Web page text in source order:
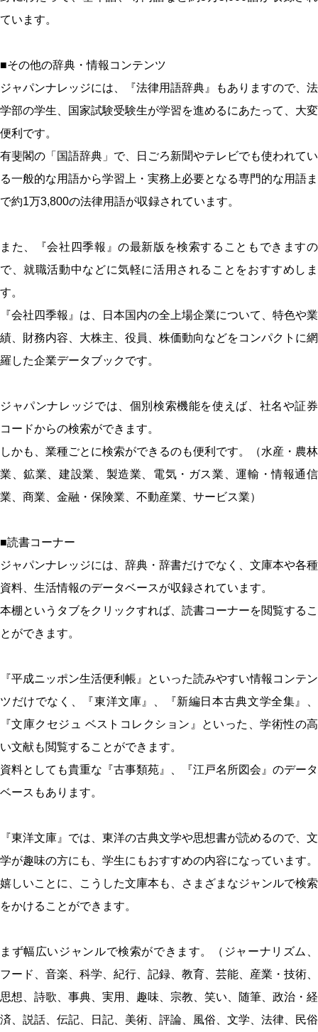
ています。
■その他の辞典・情報コンテンツ
ジャパンナレッジには、『法律用語辞典』もありますので、法
学部の学生、国家試験受験生が学習を進めるにあたって、大変
便利です。
有斐閣の「国語辞典」で、日ごろ新聞やテレビでも使われてい
る一般的な用語から学習上・実務上必要となる専門的な用語ま
で約1万3,800の法律用語が収録されています。
また、『会社四季報』の最新版を検索することもできますの
で、就職活動中などに気軽に活用されることをおすすめしま
す。
『会社四季報』は、日本国内の全上場企業について、特色や業
績、財務内容、大株主、役員、株価動向などをコンパクトに網
羅した企業データブックです。
ジャパンナレッジでは、個別検索機能を使えば、社名や証券
コードからの検索ができます。
しかも、業種ごとに検索ができるのも便利です。（水産・農林
業、鉱業、建設業、製造業、電気・ガス業、運輸・情報通信
業、商業、金融・保険業、不動産業、サービス業）
■読書コーナー
ジャパンナレッジには、辞典・辞書だけでなく、文庫本や各種
資料、生活情報のデータベースが収録されています。
本棚というタブをクリックすれば、読書コーナーを閲覧するこ
とができます。
『平成ニッポン生活便利帳』といった読みやすい情報コンテン
ツだけでなく、『東洋文庫』、『新編日本古典文学全集』、
『文庫クセジュ ベストコレクション』といった、学術性の高
い文献も閲覧することができます。
資料としても貴重な『古事類苑』、『江戸名所図会』のデータ
ベースもあります。
『東洋文庫』では、東洋の古典文学や思想書が読めるので、文
学が趣味の方にも、学生にもおすすめの内容になっています。
嬉しいことに、こうした文庫本も、さまざまなジャンルで検索
をかけることができます。
まず幅広いジャンルで検索ができます。（ジャーナリズム、
フード、音楽、科学、紀行、記録、教育、芸能、産業・技術、
思想、詩歌、事典、実用、趣味、宗教、笑い、随筆、政治・経
済、説話、伝記、日記、美術、評論、風俗、文学、法律、民俗